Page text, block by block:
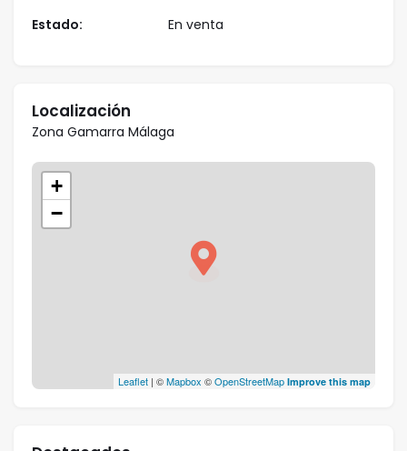
Estado: En venta
Localización
Zona Gamarra Málaga
+
−
Leaflet | ©Mapbox ©OpenStreetMap Improve this map